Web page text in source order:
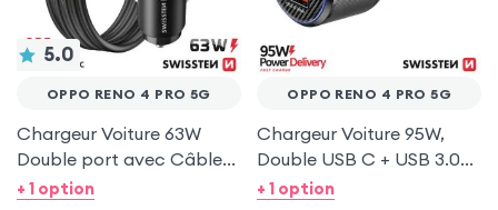
5.0
OPPO RENO 4 PRO 5G
Chargeur Voiture 63W
Double port avec Câble
USB C 1m pour Oppo
+ 1 option
OPPO RENO 4 PRO 5G
Chargeur Voiture 95W,
Double USB C + USB 3.0
pour Oppo Reno 4 Pro 5G
+ 1 option